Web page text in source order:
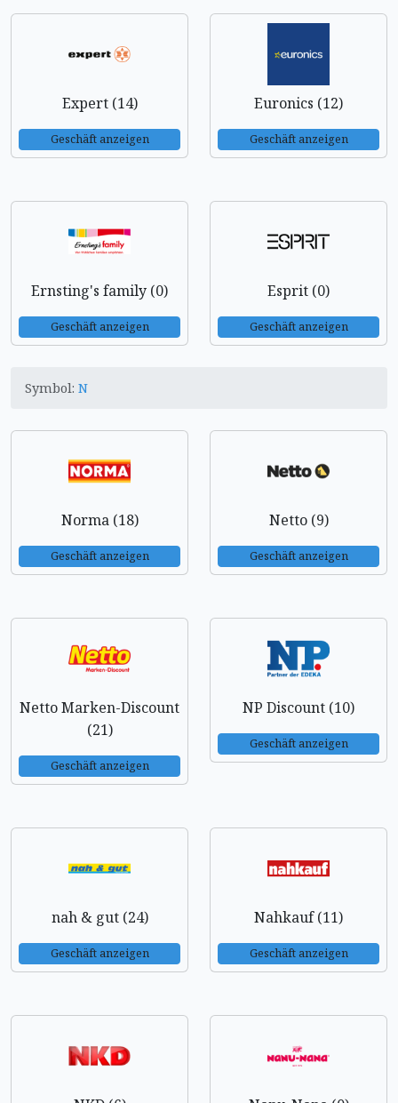
Expert (14)
Geschäft anzeigen
Euronics (12)
Geschäft anzeigen
Ernsting's family (0)
Geschäft anzeigen
Esprit (0)
Geschäft anzeigen
Symbol: N
Norma (18)
Geschäft anzeigen
Netto (9)
Geschäft anzeigen
Netto Marken-Discount
(21)
Geschäft anzeigen
NP Discount (10)
Geschäft anzeigen
nah & gut (24)
Geschäft anzeigen
Nahkauf (11)
Geschäft anzeigen